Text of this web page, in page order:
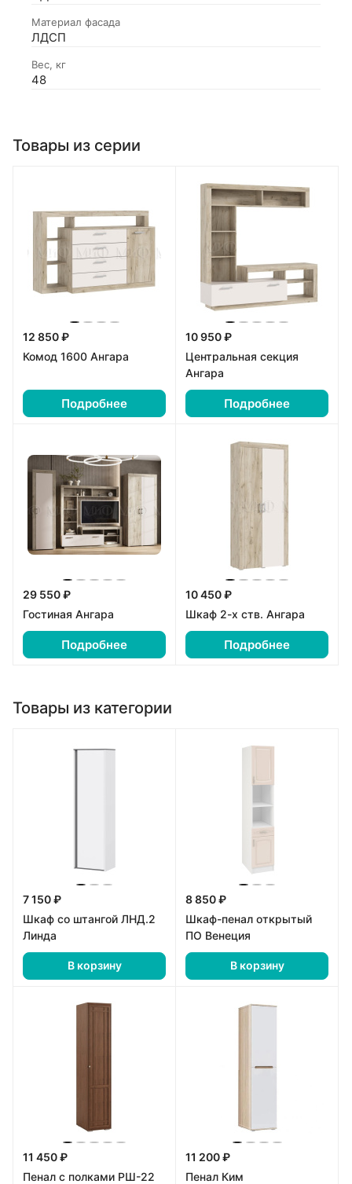
Материал фасада
ЛДСП
Вес, кг
48
Товары из серии
12 850 ₽
Комод 1600 Ангара
Подробнее
10 950 ₽
Центральная секция
Ангара
Подробнее
29 550 ₽
Гостиная Ангара
Подробнее
10 450 ₽
Шкаф 2-х ств. Ангара
Подробнее
Товары из категории
7 150 ₽
Шкаф со штангой ЛНД.2
Линда
В корзину
8 850 ₽
Шкаф-пенал открытый
ПО Венеция
В корзину
11 450 ₽
Пенал с полками РШ-22
11 200 ₽
Пенал Ким